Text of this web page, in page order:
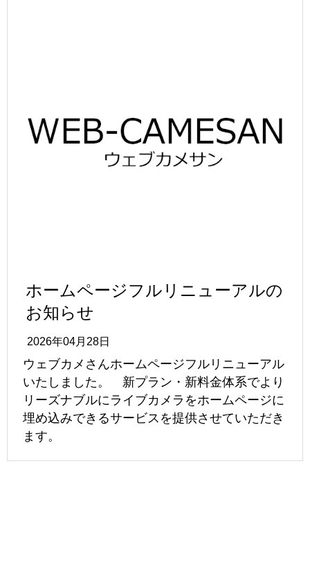
ホームページフルリニューアルの
お知らせ
2026年04月28日
ウェブカメさんホームページフルリニューアル
いたしました。 新プラン・新料金体系でより
リーズナブルにライブカメラをホームページに
埋め込みできるサービスを提供させていただき
ます。